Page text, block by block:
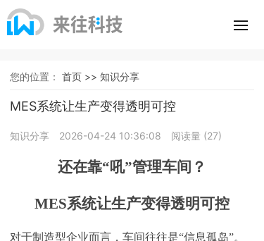
您的位置： 首页 >> 知识分享
MES系统让生产变得透明可控
知识分享 2026-04-24 10:36:08 阅读量 (27)
还在靠“吼”管理车间？
MES系统让生产变得透明可控
对于制造型企业而言，车间往往是“信息孤岛”。